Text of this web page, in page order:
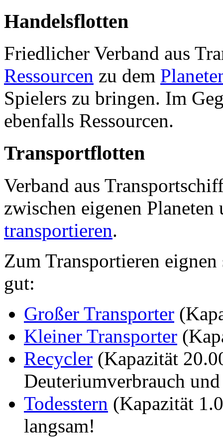
Handelsflotten
Friedlicher Verband aus
Ressourcen zu dem
Spielers zu bringen. Im
ebenfalls Ressourcen.
Transportflotten
Verband aus
zwischen eigenen
transportieren.
Zum Transportieren
gut:
Großer Transporter
Kleiner Transporter
Recycler (Kapazität
Deuteriumverbrauch
Todesstern (Kapazität
langsam!